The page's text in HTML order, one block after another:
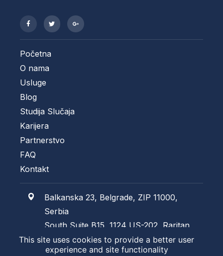
Početna
O nama
Usluge
Blog
Studija Slučaja
Karijera
Partnerstvo
FAQ
Kontakt
Balkanska 23, Belgrade, ZIP 11000,
Serbia
South Suite B15, 1124 US-202, Raritan,
NJ 08869, USA
This site uses cookies to provide a better user
experience and site functionality